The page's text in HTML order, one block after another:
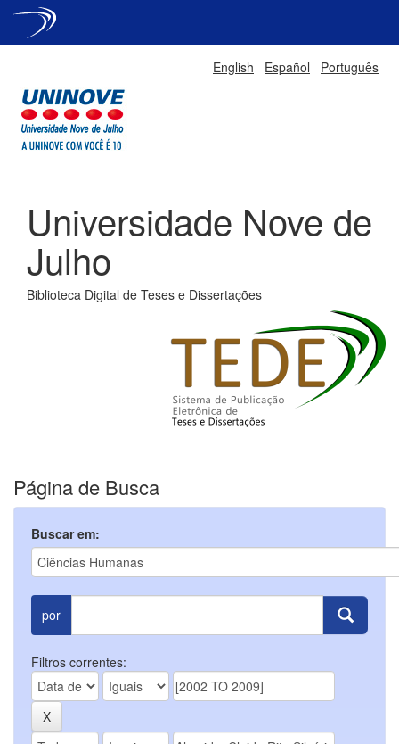
English Español Português
Universidade Nove de
Julho
Biblioteca Digital de Teses e Dissertações
Página de Busca
Buscar em:
por
Filtros correntes: